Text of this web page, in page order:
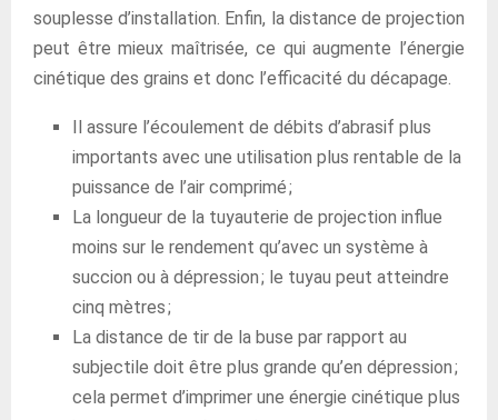
souplesse d’installation. Enfin, la distance de projection
peut être mieux maîtrisée, ce qui augmente l’énergie
cinétique des grains et donc l’efficacité du décapage.
Il assure l’écoulement de débits d’abrasif plus
importants avec une utilisation plus rentable de la
puissance de l’air comprimé ;
La longueur de la tuyauterie de projection influe
moins sur le rendement qu’avec un système à
succion ou à dépression ; le tuyau peut atteindre
cinq mètres ;
La distance de tir de la buse par rapport au
subjectile doit être plus grande qu’en dépression ;
cela permet d’imprimer une énergie cinétique plus